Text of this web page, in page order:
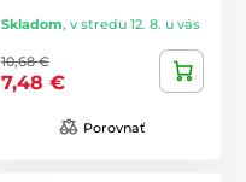
Skladom, v stredu 12. 8. u vás
10,68 €
7,48 €
Porovnať